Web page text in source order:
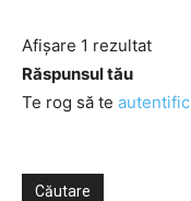
Afișare 1 rezultat
Răspunsul tău
Te rog să te
Căutare